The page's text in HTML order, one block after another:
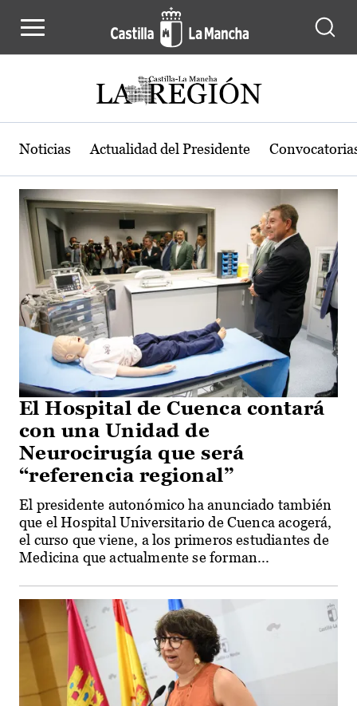
Actualidad de la región de Castilla-
Noticias Actualidad del Presidente
El Hospital de Cuenca contará
con una Unidad de
Neurocirugía que será
“referencia regional”
El presidente autonómico ha anunciado también
que el Hospital Universitario de Cuenca acogerá,
el curso que viene, a los primeros estudiantes de
Medicina que actualmente se forman...